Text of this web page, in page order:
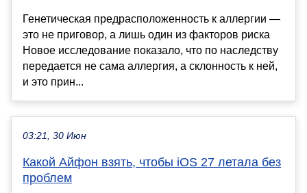
Генетическая предрасположенность к аллергии —
это не приговор, а лишь один из факторов риска
Новое исследование показало, что по наследству
передается не сама аллергия, а склонность к ней,
и это прин...
03:21, 30 Июн
Какой Айфон взять, чтобы iOS 27 летала без
проблем